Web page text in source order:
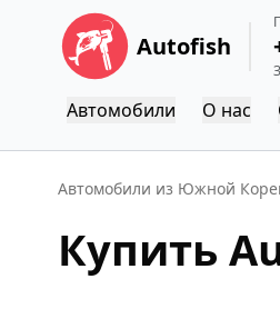
Autofish
Автомобили О нас
Автомобили из Южной
Купить